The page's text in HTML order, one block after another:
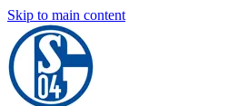
Skip to main content